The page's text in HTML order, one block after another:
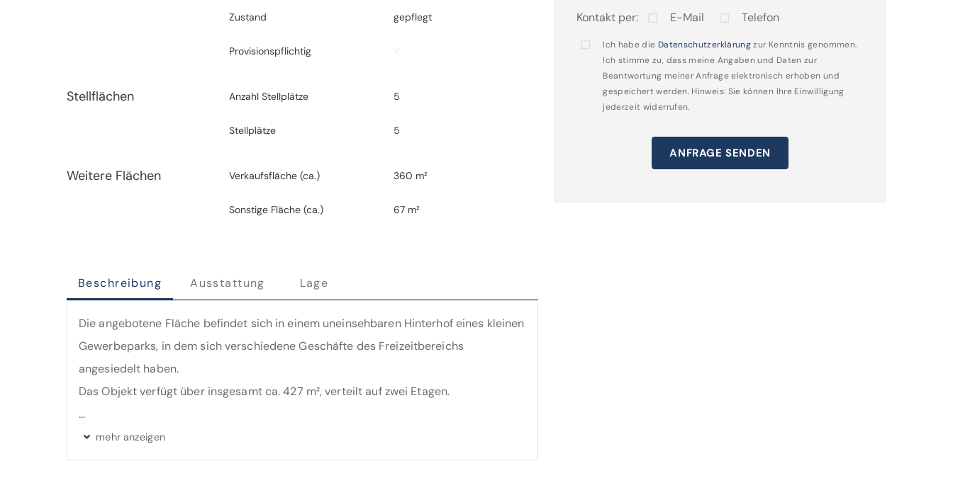
Zustand gepflegt
Provisionspflichtig
Stellflächen Anzahl Stellplätze 5
Stellplätze 5
Weitere Flächen Verkaufsfläche (ca.) 360 m²
Sonstige Fläche (ca.) 67 m²
Beschreibung Ausstattung Lage
Die angebotene Fläche befindet sich in einem uneinsehbaren Hinterhof eines kleinen
Gewerbeparks, in dem sich verschiedene Geschäfte des Freizeitbereichs
angesiedelt haben.
Das Objekt verfügt über insgesamt ca. 427 m², verteilt auf zwei Etagen.
In der 1. Ebene befindet sich ein repräsentativer Eingans-/Empfangsbereich, die
erste der beiden großzügigen Verkaufs-/Ausstellungsflächen sowie zwei sanitäre
Kontakt per: E-Mail Telefon
Ich habe die Datenschutzerklärungzur Kenntnis genommen.
Ich stimme zu, dass meine Angaben und Daten zur
Beantwortung meiner Anfrage elektronisch erhoben und
gespeichert werden. Hinweis: Sie können Ihre Einwilligung
jederzeit widerrufen.
ANFRAGE SENDEN